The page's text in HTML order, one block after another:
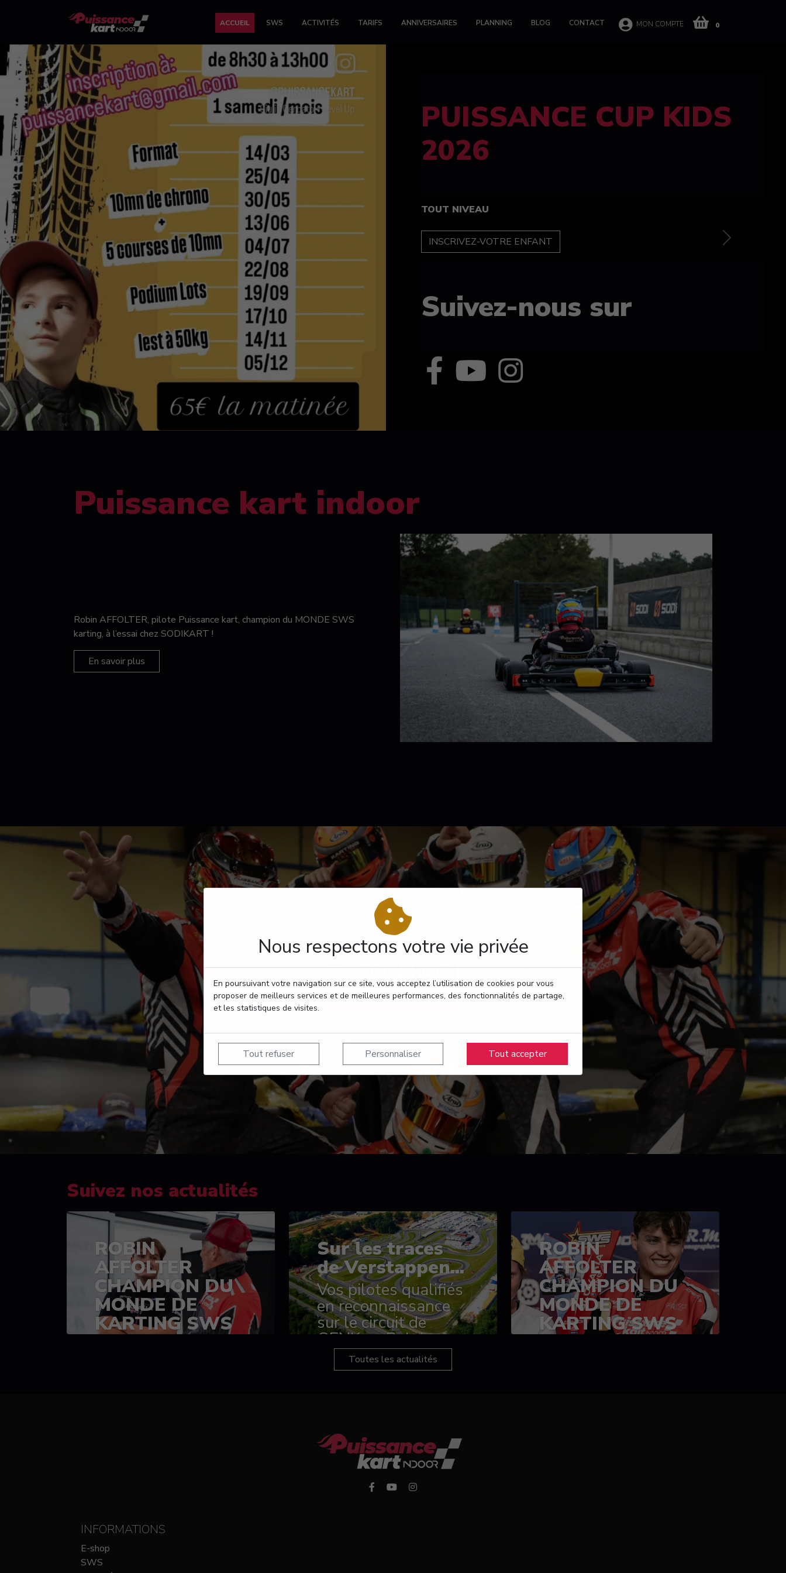
Nous respectons votre vie privée
En poursuivant votre navigation sur ce site, vous acceptez l’utilisation de cookies pour vous
proposer de meilleurs services et de meilleures performances, des fonctionnalités de partage,
et les statistiques de visites.
Tout refuser Personnaliser Tout accepter
ACCUEIL SWS ACTIVITÉS TARIFS ANNIVERSAIRES PLANNING BLOG CONTACT MON COMPTE 0
FELINE CUP 100%
féminine
TOUT NIVEAU
INSCRIPTION
Suivez-nous sur
Previous Next
Puissance kart indoor
Robin AFFOLTER, pilote Puissance kart, champion du MONDE SWS
karting, à l’essai chez SODIKART !
En savoir plus
CONTACT
RÉSERVEZ VOTRE PASSAGE
Suivez nos actualités
ROBIN
AFFOLTER
CHAMPION DU
MONDE DE
KARTING SWS
(SPRINT)
Sur les traces
de Verstappen...
Vos pilotes qualifiés
en reconnaissance
sur le circuit de
GENK en Belgique
ROBIN
AFFOLTER
CHAMPION DU
MONDE DE
KARTING SWS
Toutes les actualités
INFORMATIONS
E-shop
SWS